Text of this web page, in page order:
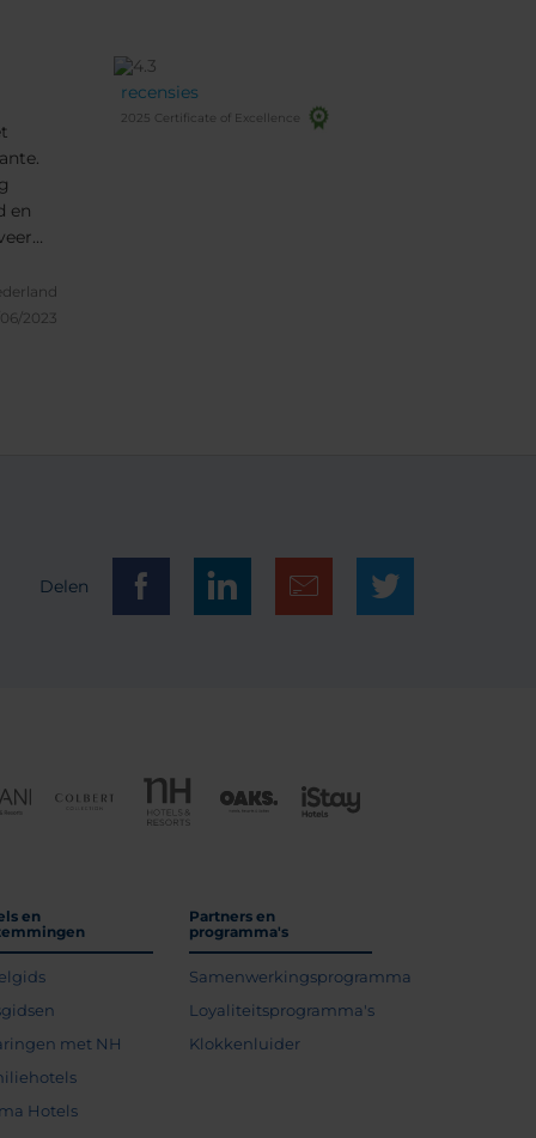
en
klein
06/2023
recensies
2025 Certificate of Excellence
Delen
en
met NH
Hotels
Partners en
programma's
Samenwerkingsprogramma
Loyaliteitsprogramma's
Klokkenluider